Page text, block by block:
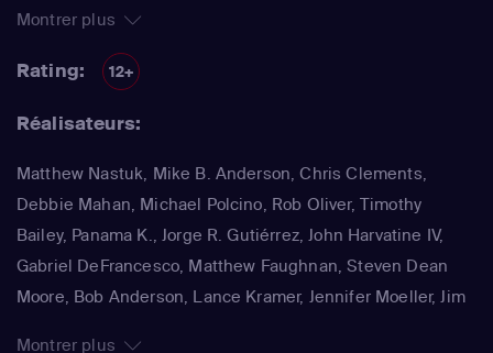
Lawyer / Lifeguard / Very Tall Man / voice)
Castellaneta(Homer Simpson / Kodos)
(Bart Simpson)
Houten / Clancy Wiggum / Snake Jailbird / Maximilian von
Gumble / Sideshow Mel / Hans Moleman / Mayor Quimby)
(Marge Simpson / Patty Bouvier / Selma
Bouvier)
Nancy Cartwright
(Bart Simpson / Ralph Wiggum
Hank Azaria
(Cletus Spuckler / Kirk Van
Houten / Clancy Wiggum / Gary Chalmers / Moe Szyslak /
Comic Book Guy)
Montrer plus
Rating: 12+
Réalisateurs:
Matthew Nastuk, Mike B. Anderson, Chris Clements,
Debbie Mahan, Michael Polcino, Rob Oliver, Timothy
Bailey, Panama K., Jorge R. Gutiérrez, John Harvatine IV,
Gabriel DeFrancesco, Matthew Faughnan, Steven Dean
Moore, Bob Anderson, Lance Kramer, Jennifer Moeller, Jim
Montrer plus